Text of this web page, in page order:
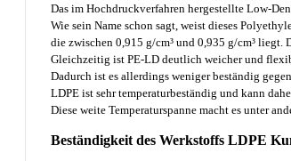
Das im Hochdruckverfahren hergestellte Low-
Wie sein Name schon sagt, weist dieses
die zwischen 0,915 g/cm³ und 0,935 g/cm³ liegt.
Gleichzeitig ist PE-LD deutlich weicher und
Dadurch ist es allerdings weniger beständig
LDPE ist sehr temperaturbeständig und kann
Diese weite Temperaturspanne macht es unter
Beständigkeit des Werkstoffs LDPE